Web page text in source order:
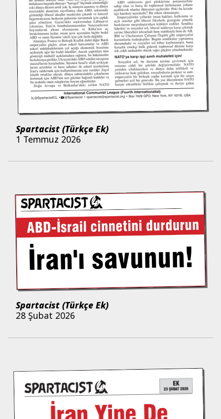
Spartacist (Türkçe Ek)
1 Temmuz 2026
Spartacist (Türkçe Ek)
28 Şubat 2026